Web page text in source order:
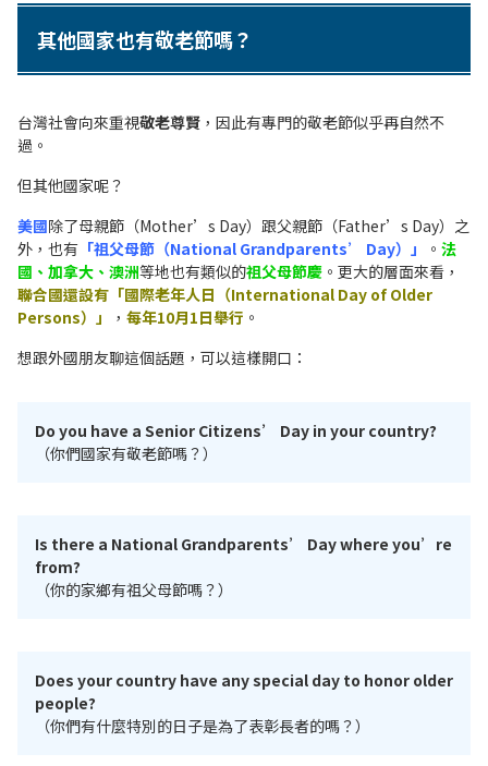
其他國家也有敬老節嗎？
台灣社會向來重視敬老尊賢 ，因此有專門的敬老節似乎再自然不
過。
但其他國家呢？
美國除了母親節（Mother’s Day）跟父親節（Father’s Day）之
外，也有 「祖父母節（National Grandparents’ Day）」 。 法
國、加拿大、澳洲等地也有類似的祖父母節慶 。更大的層面來看，
聯合國還設有「國際老年人日（International Day of Older
Persons）」
， 每年10月1日舉行 。
想跟外國朋友聊這個話題，可以這樣開口：
Do you have a Senior Citizens’ Day in your country?
（你們國家有敬老節嗎？）
Is there a National Grandparents’ Day where you’re
from?
（你的家鄉有祖父母節嗎？）
Does your country have any special day to honor older
people?
（你們有什麼特別的日子是為了表彰長者的嗎？）